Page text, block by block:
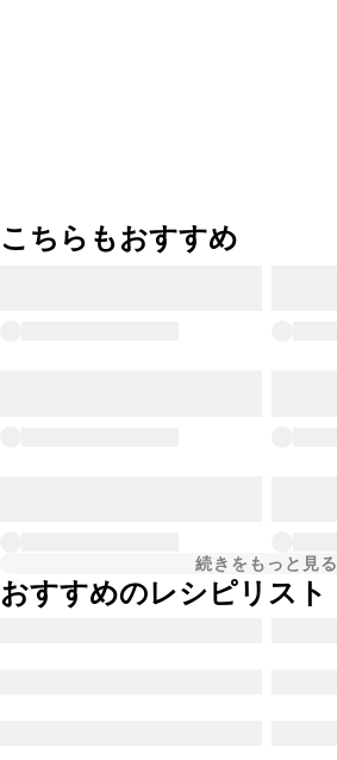
こちらもおすすめ
続きをもっと見る
おすすめのレシピリスト